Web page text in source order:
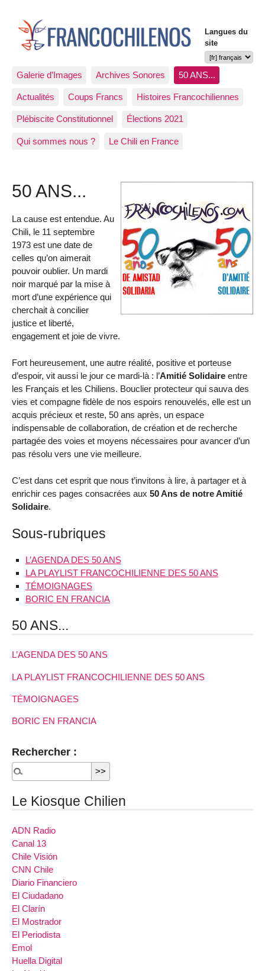
Langues du
site
Galerie d’Images Archives Sonores 50 ANS...
Actualités Coups Francs Histoires Francochiliennes
Plébiscite Constitutionnel Élections 2021
Qui sommes nous ? Le Chili en France
50 ANS...
La cause est entendue. Au
Chili, le 11 septembre
1973 est une date de
celles qu’on aimerait
pouvoir oublier. Un mardi
noir marqué par la mise à
mort d’une expérience qui
cherchait à concilier
justice et liberté,
engagement et joie de vivre.
Fort heureusement, une autre réalité, positive et porteuse
d’espoir, vit aussi le jour ce mardi-là : l’Amitié Solidaire entre
les Français et les Chiliens. Bouclier protecteur qui sauva des
vies et compagne fidèle de nos espoirs renouvelés, elle est un
acquis précieux et reste, 50 ans après, un espace
indispensable de collaboration, de création et de recherche
partagée des voies et moyens nécessaires pour avancer d’un
pas résolu vers une vie meilleure.
C’est dans cet esprit que nous t’invitons à lire, à partager et à
enrichir ces pages consacrées aux 50 Ans de notre Amitié
Solidaire.
Sous-rubriques
L’AGENDA DES 50 ANS
LA PLAYLIST FRANCOCHILIENNE DES 50 ANS
TÉMOIGNAGES
BORIC EN FRANCIA
50 ANS...
L’AGENDA DES 50 ANS
LA PLAYLIST FRANCOCHILIENNE DES 50 ANS
TÉMOIGNAGES
BORIC EN FRANCIA
Rechercher :
Le Kiosque Chilien
ADN Radio
Canal 13
Chile Visión
CNN Chile
Diario Financiero
El Ciudadano
El Clarín
El Mostrador
El Periodista
Emol
Huella Digital